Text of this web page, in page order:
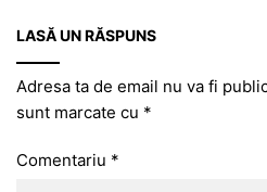
LASĂ UN RĂSPUNS
Adresa ta de email nu va fi
sunt marcate cu *
Comentariu *